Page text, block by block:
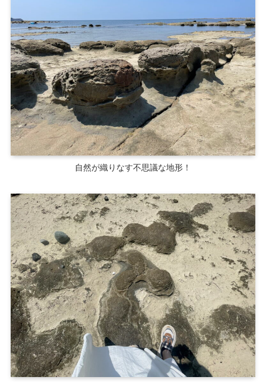
自然が織りなす不思議な地形！